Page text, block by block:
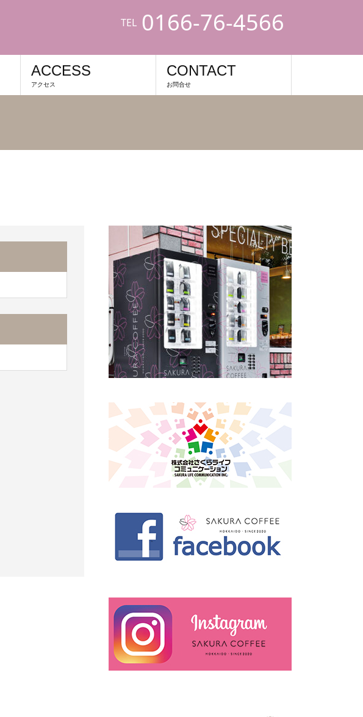
TEL 0166-76-4566
ACCESS
アクセス
CONTACT
お問合せ